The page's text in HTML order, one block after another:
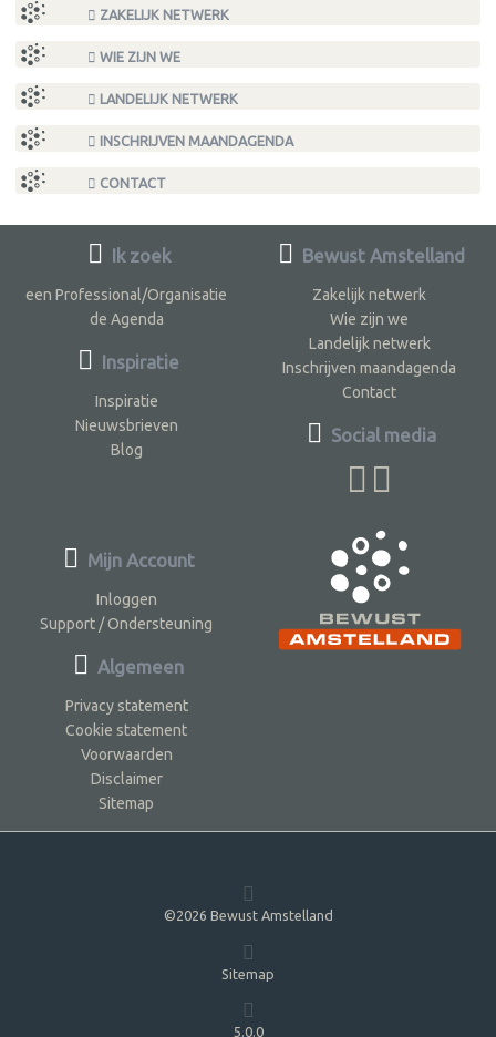
ZAKELIJK NETWERK
WIE ZIJN WE
LANDELIJK NETWERK
INSCHRIJVEN MAANDAGENDA
CONTACT
Ik zoek
een Professional/Organisatie
de Agenda
Inspiratie
Inspiratie
Nieuwsbrieven
Blog
Bewust Amstelland
Zakelijk netwerk
Wie zijn we
Landelijk netwerk
Inschrijven maandagenda
Contact
Social media
Mijn Account
Inloggen
Support / Ondersteuning
Algemeen
Privacy statement
Cookie statement
Voorwaarden
Disclaimer
Sitemap
©2026 Bewust Amstelland
Sitemap
5.0.0